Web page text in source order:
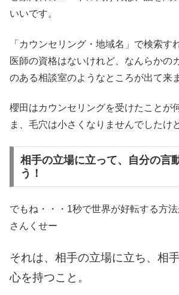
いいです。
「カウンセリング・地域名」で検索す
医師の資格はないけれど、なんらかの
のある相談室のようなところが出て来
櫻田はカウンセリングを受けたことが
ま、毛穴は小さくなりませんでしたけど
相手の立場に立って、自分の言
う！
でもね・・・1秒で世界が好転する方
さんくせー
それは、相手の立場に立ち、相
心を持つこと。